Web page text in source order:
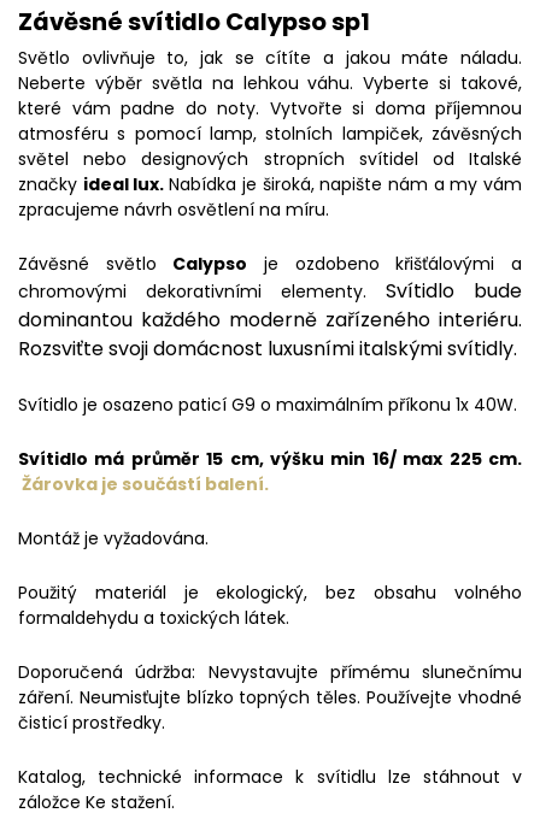
Závěsné svítidlo Calypso sp1
Světlo ovlivňuje to, jak se cítíte a jakou máte náladu.
Neberte výběr světla na lehkou váhu. Vyberte si takové,
které vám padne do noty. Vytvořte si doma příjemnou
atmosféru s pomocí lamp, stolních lampiček, závěsných
světel nebo designových stropních svítidel od Italské
značky ideal lux.Nabídka je široká, napište nám a my vám
zpracujeme návrh osvětlení na míru.
Závěsné světlo Calypso je ozdobeno křišťálovými a
chromovými dekorativními elementy. Svítidlo bude
dominantou každého moderně zařízeného interiéru.
Rozsviťte svoji domácnost luxusními italskými svítidly.
Svítidlo je osazeno paticí G9 o maximálním příkonu 1x 40W.
Svítidlo má průměr 15 cm, výšku min 16/ max 225 cm.
Žárovka je součástí balení.
Montáž je vyžadována.
Použitý materiál je ekologický, bez obsahu volného
formaldehydu a toxických látek.
Doporučená údržba: Nevystavujte přímému slunečnímu
záření. Neumisťujte blízko topných těles. Používejte vhodné
čisticí prostředky.
Katalog, technické informace k svítidlu lze stáhnout v
záložce Ke stažení.